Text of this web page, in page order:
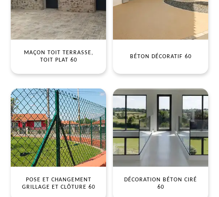
MAÇON TOIT TERRASSE,
TOIT PLAT 60
BÉTON DÉCORATIF 60
POSE ET CHANGEMENT
GRILLAGE ET CLÔTURE 60
DÉCORATION BÉTON CIRÉ
60